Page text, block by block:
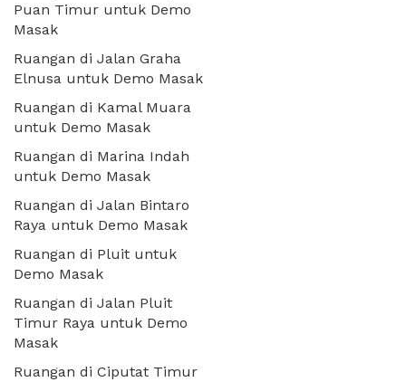
Puan Timur untuk Demo
Masak
Ruangan di Jalan Graha
Elnusa untuk Demo Masak
Ruangan di Kamal Muara
untuk Demo Masak
Ruangan di Marina Indah
untuk Demo Masak
Ruangan di Jalan Bintaro
Raya untuk Demo Masak
Ruangan di Pluit untuk
Demo Masak
Ruangan di Jalan Pluit
Timur Raya untuk Demo
Masak
Ruangan di Ciputat Timur